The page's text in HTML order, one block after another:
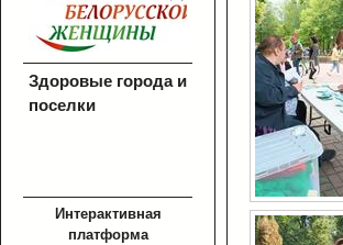
Здоровые города и
поселки
Интерактивная
платформа